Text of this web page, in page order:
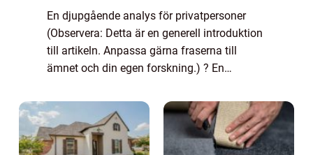
En djupgående analys för privatpersoner
(Observera: Detta är en generell introduktion
till artikeln. Anpassa gärna fraserna till
ämnet och din egen forskning.) ? En
Översikt över ”vilka aktier ska man köpa 2...